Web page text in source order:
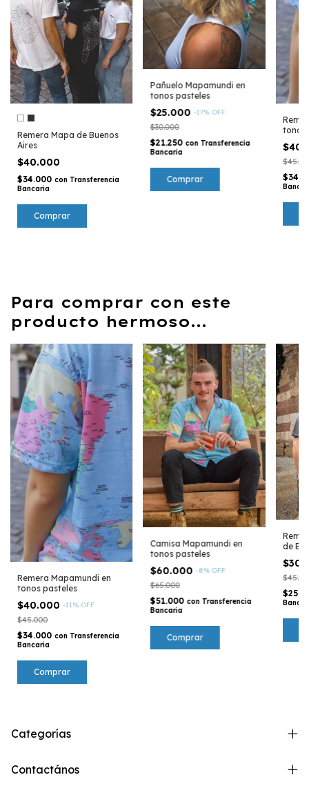
Remera Mapa de Buenos
Aires
$40.000
$34.000 con Transferencia
Bancaria
Comprar
Pañuelo Mapamundi en
tonos pasteles
$25.000 -17% OFF
$30.000
$21.250 con Transferencia
Bancaria
tonos
Para comprar con este
producto hermoso...
Remera Mapamundi en
tonos pasteles
$40.000 -11% OFF
$45.000
$34.000 con Transferencia
Bancaria
Comprar
Camisa Mapamundi en
tonos pasteles
$60.000 -8% OFF
$65.000
$51.000 con Transferencia
Bancaria
Comprar
de
Categorías
Contactános